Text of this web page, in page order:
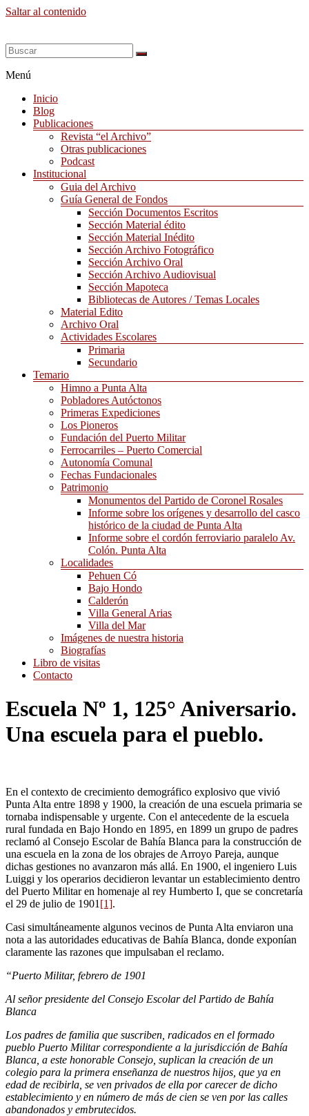
Saltar al contenido
Menú
Inicio
Blog
Publicaciones
Revista “el Archivo”
Otras publicaciones
Podcast
Institucional
Guia del Archivo
Guía General de Fondos
Sección Documentos Escritos
Sección Material édito
Sección Material Inédito
Sección Archivo Fotográfico
Sección Archivo Oral
Sección Archivo Audiovisual
Sección Mapoteca
Bibliotecas de Autores / Temas Locales
Material Edito
Archivo Oral
Actividades Escolares
Primaria
Secundario
Temario
Himno a Punta Alta
Pobladores Autóctonos
Primeras Expediciones
Los Pioneros
Fundación del Puerto Militar
Ferrocarriles – Puerto Comercial
Autonomía Comunal
Fechas Fundacionales
Patrimonio
Monumentos del Partido de Coronel Rosales
Informe sobre los orígenes y desarrollo del casco
histórico de la ciudad de Punta Alta
Informe sobre el cordón ferroviario paralelo Av.
Colón. Punta Alta
Localidades
Pehuen Có
Bajo Hondo
Calderón
Villa General Arias
Villa del Mar
Imágenes de nuestra historia
Biografías
Libro de visitas
Contacto
Escuela Nº 1, 125° Aniversario.
Una escuela para el pueblo.
En el contexto de crecimiento demográfico explosivo que vivió
Punta Alta entre 1898 y 1900, la creación de una escuela primaria se
tornaba indispensable y urgente. Con el antecedente de la escuela
rural fundada en Bajo Hondo en 1895, en 1899 un grupo de padres
reclamó al Consejo Escolar de Bahía Blanca para la construcción de
una escuela en la zona de los obrajes de Arroyo Pareja, aunque
dichas gestiones no avanzaron más allá. En 1900, el ingeniero Luis
Luiggi y los operarios decidieron levantar un establecimiento dentro
del Puerto Militar en homenaje al rey Humberto I, que se concretaría
el 29 de julio de 1901 [1].
Casi simultáneamente algunos vecinos de Punta Alta enviaron una
nota a las autoridades educativas de Bahía Blanca, donde exponían
claramente las razones que impulsaban el reclamo.
“Puerto Militar, febrero de 1901
Al señor presidente del Consejo Escolar del Partido de Bahía
Blanca
Los padres de familia que suscriben, radicados en el formado
pueblo Puerto Militar correspondiente a la jurisdicción de Bahía
Blanca, a este honorable Consejo, suplican la creación de un
colegio para la primera enseñanza de nuestros hijos, que ya en
edad de recibirla, se ven privados de ella por carecer de dicho
establecimiento y en número de más de cien se ven por las calles
abandonados y embrutecidos.